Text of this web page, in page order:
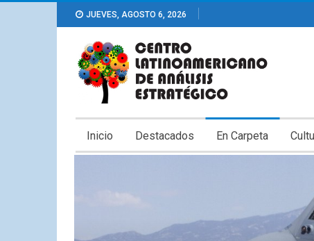
JUEVES, AGOSTO 6, 2026
Inicio Destacados En Carpeta